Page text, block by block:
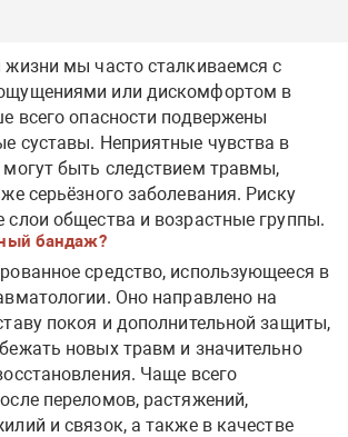
жизни мы часто сталкиваемся с
или дискомфортом в
всего опасности подвержены
суставы. Неприятные чувства в
могут быть следствием травмы,
серьёзного заболевания. Риску
слои общества и возрастные группы.
бандаж?
средство, использующееся в
Оно направлено на
покоя и дополнительной защиты,
новых травм и значительно
Чаще всего
переломов, растяжений,
и связок, а также в качестве